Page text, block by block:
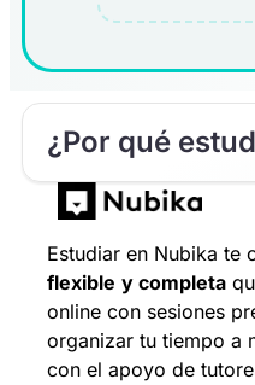
¿Por qué
Estudiar en Nubika te
flexible y completa
online con sesiones
organizar tu tiempo a
con el apoyo de